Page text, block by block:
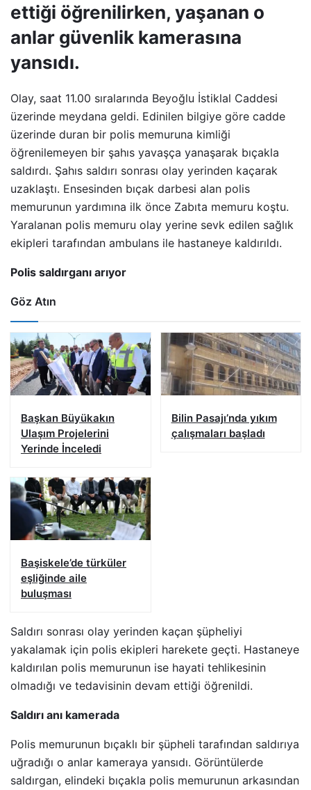
ettiği öğrenilirken, yaşanan o
anlar güvenlik kamerasına
yansıdı.
Olay, saat 11.00 sıralarında Beyoğlu İstiklal Caddesi
üzerinde meydana geldi. Edinilen bilgiye göre cadde
üzerinde duran bir polis memuruna kimliği
öğrenilemeyen bir şahıs yavaşça yanaşarak bıçakla
saldırdı. Şahıs saldırı sonrası olay yerinden kaçarak
uzaklaştı. Ensesinden bıçak darbesi alan polis
memurunun yardımına ilk önce Zabıta memuru koştu.
Yaralanan polis memuru olay yerine sevk edilen sağlık
ekipleri tarafından ambulans ile hastaneye kaldırıldı.
Polis saldırganı arıyor
Göz Atın
Başkan Büyükakın
Ulaşım Projelerini
Yerinde İnceledi
Bilin Pasajı’nda yıkım
çalışmaları başladı
Başiskele’de türküler
eşliğinde aile
buluşması
Saldırı sonrası olay yerinden kaçan şüpheliyi
yakalamak için polis ekipleri harekete geçti. Hastaneye
kaldırılan polis memurunun ise hayati tehlikesinin
olmadığı ve tedavisinin devam ettiği öğrenildi.
Saldırı anı kamerada
Polis memurunun bıçaklı bir şüpheli tarafından saldırıya
uğradığı o anlar kameraya yansıdı. Görüntülerde
saldırgan, elindeki bıçakla polis memurunun arkasından